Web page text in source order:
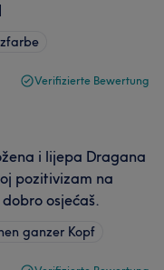
Verifizierte Bewertung
i lijepa Dragana
pozitivizam na
osjećaš.
ganzer Kopf